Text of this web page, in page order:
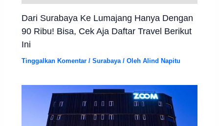
Dari Surabaya Ke Lumajang Hanya Dengan
90 Ribu! Bisa, Cek Aja Daftar Travel Berikut
Ini
Tinggalkan Komentar /Surabaya / OlehAlind Napitu